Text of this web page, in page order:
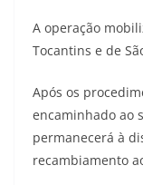
A operação
Tocantins e de
Após os
encaminhado ao
permanecerá à
recambiamento